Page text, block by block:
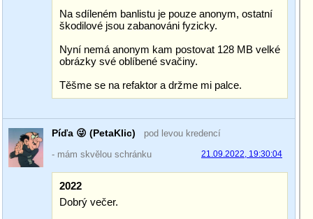
Na sdíleném banlistu je pouze anonym, ostatní
škodilové jsou zabanováni fyzicky.
Nyní nemá anonym kam postovat 128 MB velké
obrázky své oblíbené svačiny.
Těšme se na refaktor a držme mi palce.
Píďa 😜 (PetaKlic)
pod levou kredencí
- mám skvělou schránku
21.09.2022, 19:30:04
2022
Dobrý večer.